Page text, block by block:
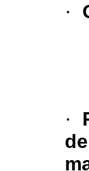
·
·